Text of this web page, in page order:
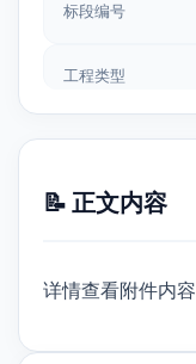
标段编号
工程类型
📝 正文内容
详情查看附件内容